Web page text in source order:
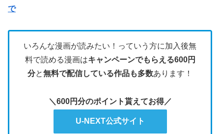
で
いろんな漫画が読みたい！っていう方に加入後無
料で読める漫画はキャンペーンでもらえる600円
分と無料で配信している作品も多数あります！
＼600円分のポイント貰えてお得／
U-NEXT公式サイト